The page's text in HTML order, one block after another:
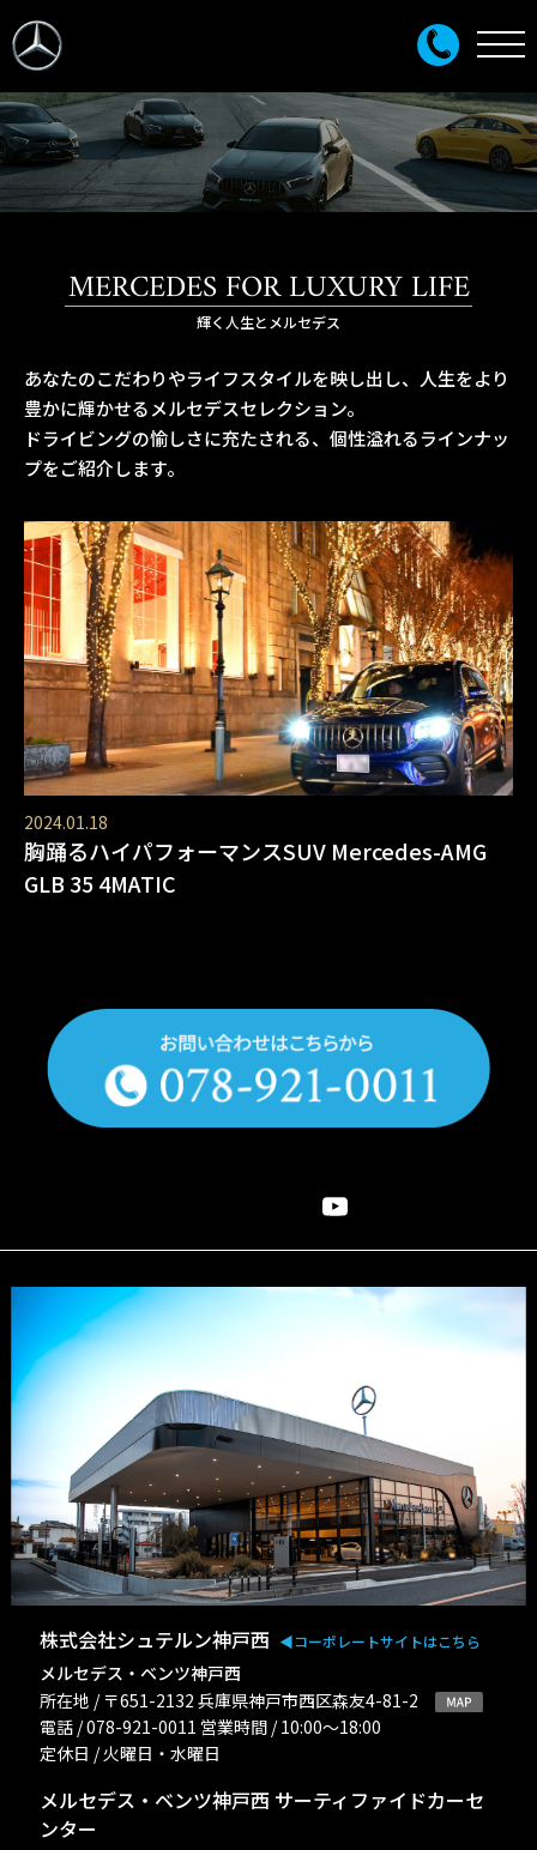
MERCEDES FOR LUXURY LIFE
輝く人生とメルセデス
あなたのこだわりやライフスタイルを映し出し、人生をより
豊かに輝かせるメルセデスセレクション。
ドライビングの愉しさに充たされる、個性溢れるラインナッ
プをご紹介します。
2024.01.18
胸踊るハイパフォーマンスSUV Mercedes-AMG
GLB 35 4MATIC
株式会社シュテルン神戸西 ◀︎コーポレートサイトはこちら
メルセデス・ベンツ神戸西
所在地 / 〒651-2132 兵庫県神戸市西区森友4-81-2
電話 / 078-921-0011 営業時間 / 10:00〜18:00
定休日 / 火曜日・水曜日
メルセデス・ベンツ神戸西 サーティファイドカーセ
ンター